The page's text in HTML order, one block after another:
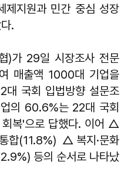
제지원과 민간 중심 성장
.
)가 29일 시장조사 전문
매출액 1000대 기업을
대 국회 입법방향 설문조
의 60.6%는 22대 국회
회복'으로 답했다. 이어 △
합(11.8%) △복지·문화
등의 순서로 나타났